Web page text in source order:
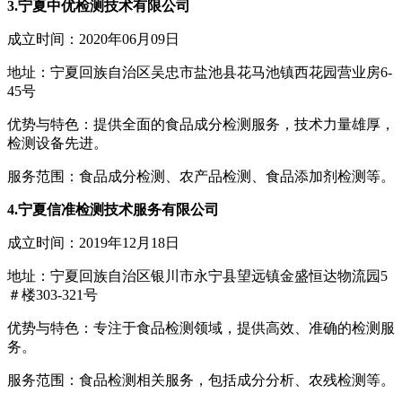
3.宁夏中优检测技术有限公司
成立时间：2020年06月09日
地址：宁夏回族自治区吴忠市盐池县花马池镇西花园营业房6-
45号
优势与特色：提供全面的食品成分检测服务，技术力量雄厚，
检测设备先进。
服务范围：食品成分检测、农产品检测、食品添加剂检测等。
4.宁夏信准检测技术服务有限公司
成立时间：2019年12月18日
地址：宁夏回族自治区银川市永宁县望远镇金盛恒达物流园5
＃楼303-321号
优势与特色：专注于食品检测领域，提供高效、准确的检测服
务。
服务范围：食品检测相关服务，包括成分分析、农残检测等。